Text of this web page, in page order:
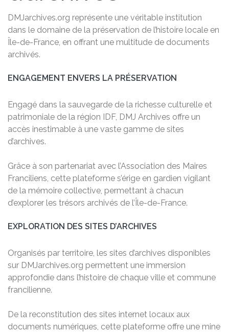
DMJarchives.org représente une véritable institution
dans le domaine de la préservation de l’histoire locale en
Île-de-France, en offrant une multitude de documents
archivés.
ENGAGEMENT ENVERS LA PRÉSERVATION
Engagé dans la sauvegarde de la richesse culturelle et
patrimoniale de la région IDF, DMJ Archives offre un
accès inestimable à une vaste gamme de sites
d’archives.
Grâce à son partenariat avec l’Association des Maires
Franciliens, cette plateforme s’érige en gardien vigilant
de la mémoire collective, permettant à chacun
d’explorer les trésors archivés de l’Île-de-France.
EXPLORATION DES SITES D’ARCHIVES
Organisés par territoire, les sites d’archives disponibles
sur DMJarchives.org permettent une immersion
approfondie dans l’histoire de chaque ville et commune
francilienne.
De la reconstitution des sites internet locaux aux
documents numériques, cette plateforme offre une mine